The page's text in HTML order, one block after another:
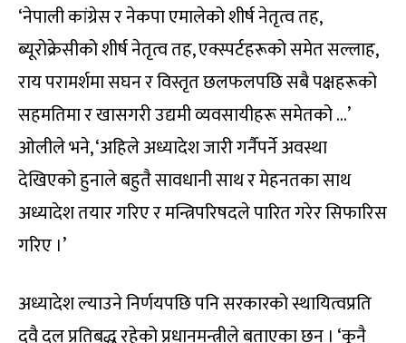
‘नेपाली कांग्रेस र नेकपा एमालेको शीर्ष नेतृत्व तह,
ब्यूरोक्रेसीको शीर्ष नेतृत्व तह, एक्स्पर्टहरूको समेत सल्लाह,
राय परामर्शमा सघन र विस्तृत छलफलपछि सबै पक्षहरूको
सहमतिमा र खासगरी उद्यमी व्यवसायीहरू समेतको …’
ओलीले भने, ‘अहिले अध्यादेश जारी गर्नैपर्ने अवस्था
देखिएको हुनाले बहुतै सावधानी साथ र मेहनतका साथ
अध्यादेश तयार गरिए र मन्त्रिपरिषदले पारित गरेर सिफारिस
गरिए ।’
अध्यादेश ल्याउने निर्णयपछि पनि सरकारको स्थायित्वप्रति
दुवै दल प्रतिबद्ध रहेको प्रधानमन्त्रीले बताएका छन् । ‘कुनै